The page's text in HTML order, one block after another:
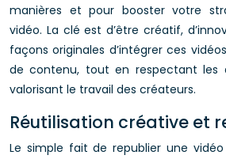
manières et pour booster votre
vidéo. La clé est d’être créatif,
façons originales d’intégrer ces
de contenu, tout en respectant les
valorisant le travail des créateurs.
Réutilisation créative et
Le simple fait de republier une